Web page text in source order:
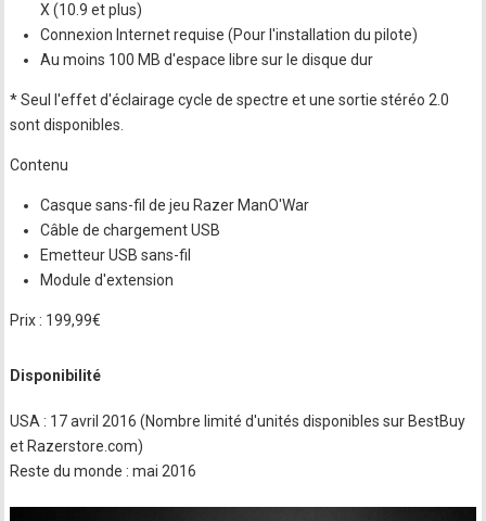
X (10.9 et plus)
Connexion Internet requise (Pour l'installation du pilote)
Au moins 100 MB d'espace libre sur le disque dur
* Seul l'effet d'éclairage cycle de spectre et une sortie stéréo 2.0
sont disponibles.
Contenu
Casque sans-fil de jeu Razer ManO'War
Câble de chargement USB
Emetteur USB sans-fil
Module d'extension
Prix : 199,99€
Disponibilité
USA : 17 avril 2016 (Nombre limité d'unités disponibles sur BestBuy
et Razerstore.com)
Reste du monde : mai 2016